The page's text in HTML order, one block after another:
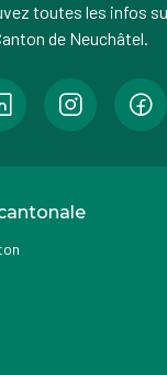
toutes les infos
de Neuchâtel.